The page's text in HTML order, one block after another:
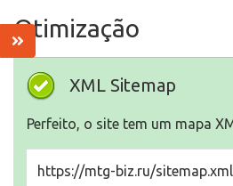
Otimização
XML Sitemap
Perfeito, o site tem um mapa
https://mtg-biz.ru/sitemap.xml